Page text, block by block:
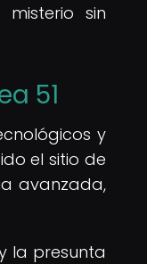
sin
51
y
el sitio de
avanzada,
la presunta